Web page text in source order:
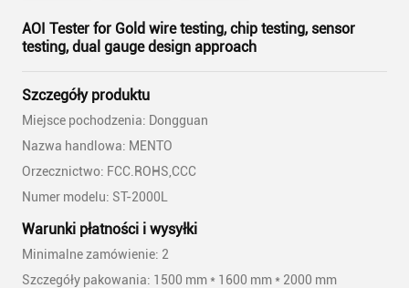
AOI Tester for Gold wire testing, chip testing, sensor
testing, dual gauge design approach
Szczegóły produktu
Miejsce pochodzenia: Dongguan
Nazwa handlowa: MENTO
Orzecznictwo: FCC.ROHS,CCC
Numer modelu: ST-2000L
Warunki płatności i wysyłki
Minimalne zamówienie: 2
Szczegóły pakowania: 1500 mm * 1600 mm * 2000 mm